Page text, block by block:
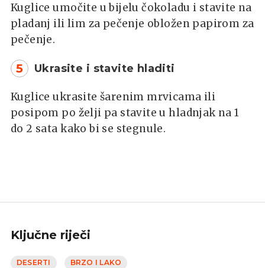
Kuglice umočite u bijelu čokoladu i stavite na
pladanj ili lim za pečenje obložen papirom za
pečenje.
5 Ukrasite i stavite hladiti
Kuglice ukrasite šarenim mrvicama ili
posipom po želji pa stavite u hladnjak na 1
do 2 sata kako bi se stegnule.
Ključne riječi
DESERTI BRZO I LAKO